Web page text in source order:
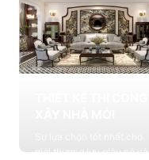
giới thượng lưu giàu có và